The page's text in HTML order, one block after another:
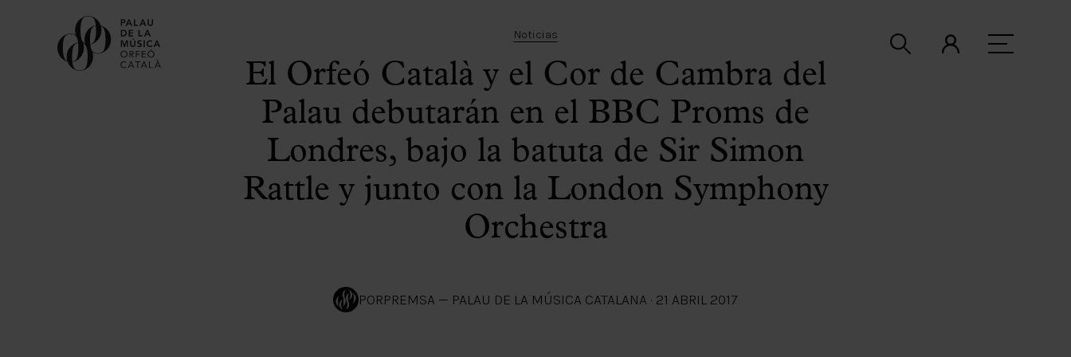
Noticias
El Orfeó Català y el Cor de Cambra del
Palau debutarán en el BBC Proms de
Londres, bajo la batuta de Sir Simon
Rattle y junto con la London Symphony
Orchestra
PORPREMSA — PALAU DE LA MÚSICA CATALANA · 21 ABRIL 2017